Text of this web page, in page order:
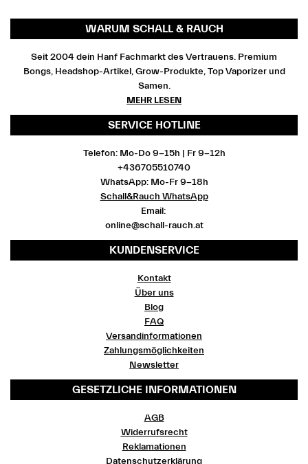
WARUM SCHALL & RAUCH
Seit 2004 dein Hanf Fachmarkt des Vertrauens. Premium
Bongs, Headshop-Artikel, Grow-Produkte, Top Vaporizer und
Samen.
MEHR LESEN
SERVICE HOTLINE
Telefon: Mo-Do 9-15h | Fr 9-12h
+436705510740
WhatsApp: Mo-Fr 9-18h
Schall&Rauch WhatsApp
Email:
online@schall-rauch.at
KUNDENSERVICE
Kontakt
Über uns
Blog
FAQ
Versandinformationen
Zahlungsmöglichkeiten
Newsletter
GESETZLICHE INFORMATIONEN
AGB
Widerrufsrecht
Reklamationen
Datenschutzerklärung